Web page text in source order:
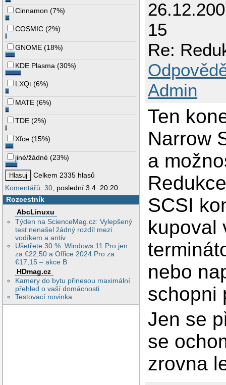
Cinnamon (7%)
COSMIC (2%)
GNOME (18%)
KDE Plasma (30%)
LXQt (6%)
MATE (6%)
TDE (2%)
Xfce (15%)
jiné/žádné (23%)
Celkem 2335 hlasů
Komentářů: 30, poslední 3.4. 20:20
Rozcestník
AbcLinuxu
Týden na ScienceMag.cz: Vylepšený
test nenašel žádný rozdíl mezi
vodíkem a antiv
Ušetřete 30 %: Windows 11 Pro jen
za €22,50 a Office 2024 Pro za
€17,15 – akce B
HDmag.cz
Kamery do bytu přinesou maximální
přehled o vaší domácnosti
Testovací novinka
15
Re:
Admin
Ten
Narrow
a
SCSI
kupoval
nebo
schopni
Jen se
se
zrovna